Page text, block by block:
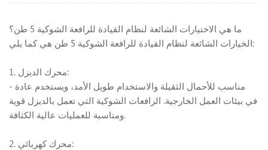
ما هي الاختيارات الشائعة لنظام القيادة للرافعة الشوكية 5 طن؟
الخيارات الشائعة لنظام القيادة للرافعة الشوكية 5 طن هي كما يلي:
1. محرك الديزل:
- مناسب للأحمال الثقيلة والاستخدام طويل الأمد، ويستخدم عادة
في بيئات العمل الخارجية. الرافعات الشوكية التي تعمل بالديزل قوية
ومناسبة للعمليات عالية الكثافة.
2. محرك كهربائي: